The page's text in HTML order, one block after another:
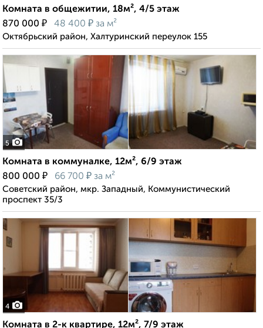
Комната в общежитии, 18м², 4/5 этаж
870 000 ₽ 48 400 ₽ за м²
Октябрьский район, Халтуринский переулок 155
5
Комната в коммуналке, 12м², 6/9 этаж
800 000 ₽ 66 700 ₽ за м²
Советский район, мкр. Западный, Коммунистический
проспект 35/3
4
Комната в 2-к квартире, 12м², 7/9 этаж